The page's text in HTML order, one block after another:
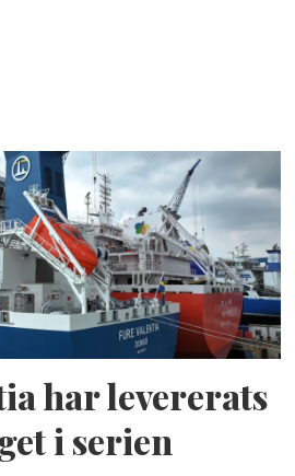
har levererats
i serien